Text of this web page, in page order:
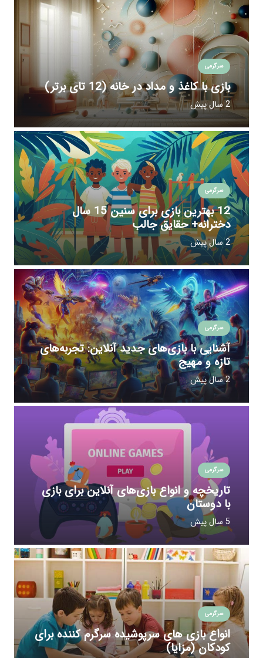
سرگرمی
بازی با کاغذ و مداد در خانه (12 تای برتر)
2 سال پیش
سرگرمی
12 بهترین بازی برای سنین 15 سال
دخترانه+ حقایق جالب
2 سال پیش
سرگرمی
آشنایی با بازی‌های جدید آنلاین: تجربه‌های
تازه و مهیج
2 سال پیش
سرگرمی
تاریخچه و انواع بازی‌های آنلاین برای بازی
با دوستان
5 سال پیش
سرگرمی
انواع بازی های سرپوشیده سرگرم کننده برای
کودکان (مزایا)